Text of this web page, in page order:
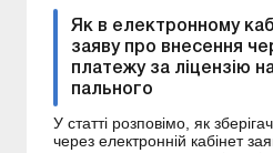
Як в електронному
заяву про внесення
платежу за ліцензію
пального
У статті розповімо, як
через електронній кабінет